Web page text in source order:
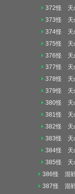
372怪 天
373怪 天
374怪 天
375怪 天
376怪 天
377怪 天
378怪 天
379怪 天
380怪 天
381怪 天
382怪 天
383怪 天
384怪 天
385怪 天
386怪 混
387怪 混